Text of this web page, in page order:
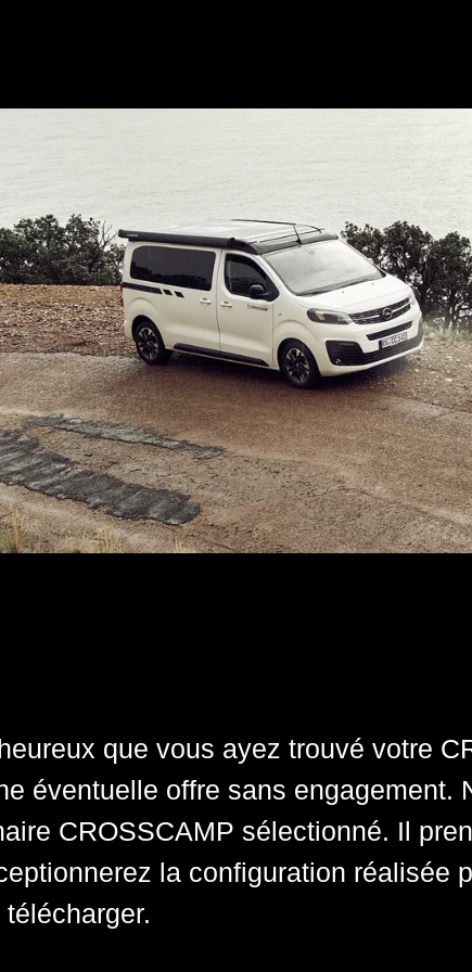
que vous ayez trouvé votre
éventuelle offre sans engagement.
CROSSCAMP sélectionné. Il
la configuration réalisée
que vous ayez trouvé votre
éventuelle offre sans engagement.
CROSSCAMP sélectionné. Il
la configuration réalisée